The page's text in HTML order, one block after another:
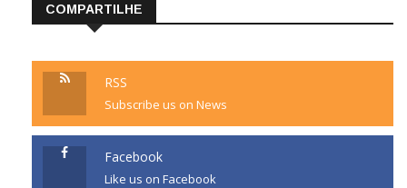
COMPARTILHE
RSS
Subscribe us on News
Facebook
Like us on Facebook